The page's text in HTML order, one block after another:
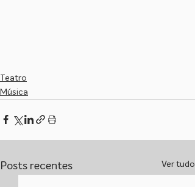
Teatro
Música
Posts recentes Ver tudo